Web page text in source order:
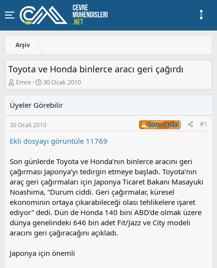
Arşiv
Toyota ve Honda binlerce aracı geri çağırdı
K
o
u
y
u
b
a
l
a
t
a
n
Emre
B
a
l
a
n
g
ı
t
a
r
i
h
i
30 Ocak 2010
Üyeler Görebilir
30 Ocak 2010 KONU SAHIBI #1
Ekli dosyayı görüntüle 11769
Son günlerde Toyota ve Honda’nın binlerce aracını geri
çağırması Japonya’yı tedirgin etmeye başladı. Toyota’nın
araç geri çağırmaları için Japonya Ticaret Bakanı Masayuki
Noashima, “Durum ciddi. Geri çağırmalar, küresel
ekonominin ortaya çıkarabileceği olası tehlikelere işaret
ediyor” dedi. Dün de Honda 140 bini ABD’de olmak üzere
dünya genelindeki 646 bin adet Fit/Jazz ve City modeli
aracını geri çağıracağını açıkladı.
Japonya için önemli